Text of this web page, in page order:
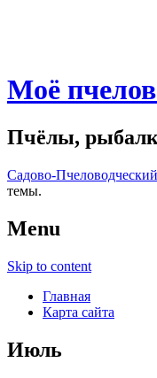
Моё
Пчёлы,
Садово-
темы.
Menu
Skip to content
Главная
Карта сайта
Июль